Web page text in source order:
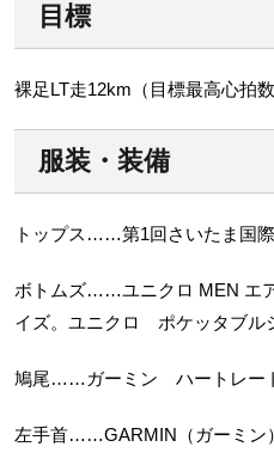
目標
裸足LT走12km（目標最高心拍
服装・装備
トップス……第1回さいたま国際
ボトムズ……ユニクロ MEN エ
イズ。ユニクロ ポケッタブル
鳩尾……ガーミン ハートレート
左手首……GARMIN（ガーミン